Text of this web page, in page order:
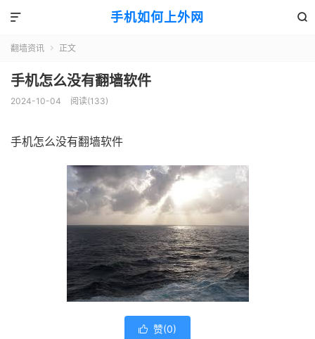
手机如何上外网 

翻墙资讯  正文
手机怎么没有翻墙软件
2024-10-04 阅读(133)
手机怎么没有翻墙软件
 赞(0)